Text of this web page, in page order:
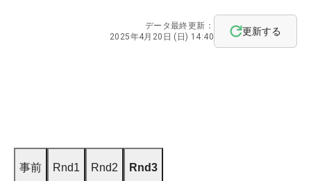
データ最終更新：
2025年4月20日 (日) 14:40
更新する
事前 Rnd1 Rnd2 Rnd3